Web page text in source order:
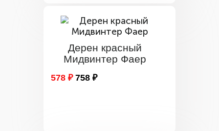
Дерен красный
Мидвинтер Фаер
578 ₽ 758 ₽